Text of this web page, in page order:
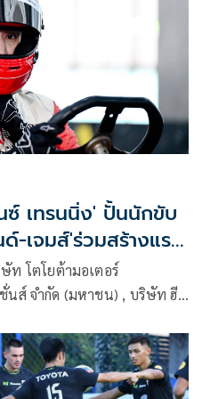
นนิ่ง' ปั้นนักขับ
-เจมส์'ร่วมสร้างแรง
ท โตโยต้ามอเตอร์
นส์ จำกัด (มหาชน) , บริษัท ฮี
า จูเนียร์โกคาร์ท แอดวานซ์